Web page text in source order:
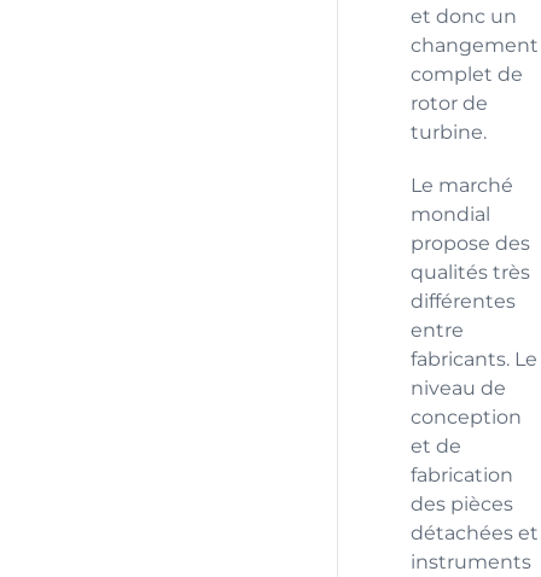
et donc un
changement
complet de
rotor de
turbine.
Le marché
mondial
propose des
qualités très
différentes
entre
fabricants. Le
niveau de
conception
et de
fabrication
des pièces
détachées et
instruments